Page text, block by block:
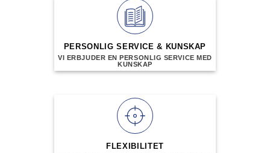
väljas
PERSONLIG SERVICE & KUNSKAP
VI ERBJUDER EN PERSONLIG SERVICE MED
KUNSKAP
FLEXIBILITET